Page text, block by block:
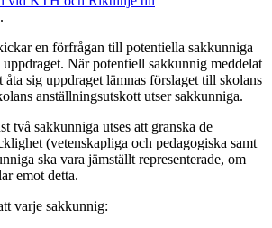
.
en förfrågan till potentiella sakkunniga
När potentiell sakkunnig meddelat
sig uppdraget lämnas förslaget till skolans
anställningsutskott utser sakkunniga.
två sakkunniga utses att granska de
(vetenskapliga och pedagogiska samt
ska vara jämställt representerade, om
emot detta.
varje sakkunnig: